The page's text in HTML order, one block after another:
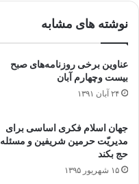
نوشته های مشابه
عناوین برخی روزنامه‌های صبح
بیست وچهارم آبان
۲۴ آبان ۱۳۹۱
جهان اسلام فکری اساسی برای
مدیریّت حرمین شریفین و مسئله‌
حج بکند
۱۵ شهریور ۱۳۹۵